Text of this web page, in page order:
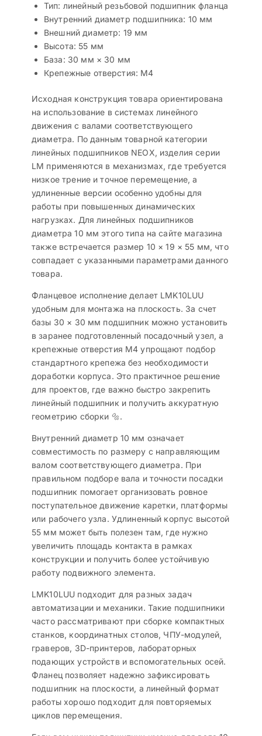
Тип: линейный резьбовой подшипник фланца
Внутренний диаметр подшипника: 10 мм
Внешний диаметр: 19 мм
Высота: 55 мм
База: 30 мм × 30 мм
Крепежные отверстия: М4
Исходная конструкция товара ориентирована
на использование в системах линейного
движения с валами соответствующего
диаметра. По данным товарной категории
линейных подшипников NEOX, изделия серии
LM применяются в механизмах, где требуется
низкое трение и точное перемещение, а
удлиненные версии особенно удобны для
работы при повышенных динамических
нагрузках. Для линейных подшипников
диаметра 10 мм этого типа на сайте магазина
также встречается размер 10 × 19 × 55 мм, что
совпадает с указанными параметрами данного
товара.
Фланцевое исполнение делает LMK10LUU
удобным для монтажа на плоскость. За счет
базы 30 × 30 мм подшипник можно установить
в заранее подготовленный посадочный узел, а
крепежные отверстия М4 упрощают подбор
стандартного крепежа без необходимости
доработки корпуса. Это практичное решение
для проектов, где важно быстро закрепить
линейный подшипник и получить аккуратную
геометрию сборки 🔩.
Внутренний диаметр 10 мм означает
совместимость по размеру с направляющим
валом соответствующего диаметра. При
правильном подборе вала и точности посадки
подшипник помогает организовать ровное
поступательное движение каретки, платформы
или рабочего узла. Удлиненный корпус высотой
55 мм может быть полезен там, где нужно
увеличить площадь контакта в рамках
конструкции и получить более устойчивую
работу подвижного элемента.
LMK10LUU подходит для разных задач
автоматизации и механики. Такие подшипники
часто рассматривают при сборке компактных
станков, координатных столов, ЧПУ-модулей,
граверов, 3D-принтеров, лабораторных
подающих устройств и вспомогательных осей.
Фланец позволяет надежно зафиксировать
подшипник на плоскости, а линейный формат
работы хорошо подходит для повторяемых
циклов перемещения.